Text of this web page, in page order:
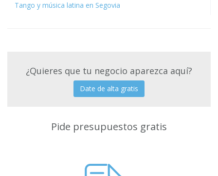
Tango y música latina en Segovia
¿Quieres que tu negocio aparezca aquí?
Date de alta gratis
Pide presupuestos gratis